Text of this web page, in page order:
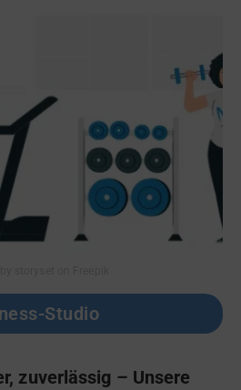
Studio
zuverlässig – Unsere